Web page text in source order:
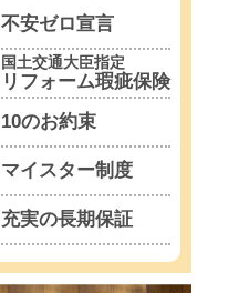
不安ゼロ宣言
国土交通大臣指定
リフォーム瑕疵保険
10のお約束
マイスター制度
充実の長期保証